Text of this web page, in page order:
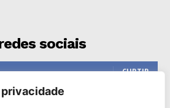
sociais
CURTIR